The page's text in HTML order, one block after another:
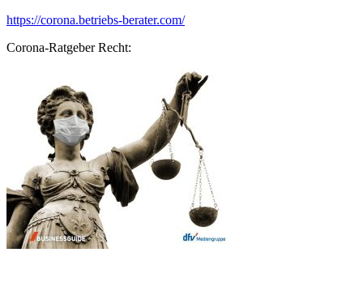
https://corona.betriebs-berater.com/
Corona-Ratgeber Recht: